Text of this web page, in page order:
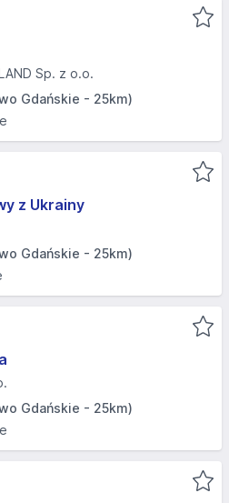
Sp. z o.o.
Gdańskie - 25km)
z Ukrainy
Gdańskie - 25km)
Gdańskie - 25km)